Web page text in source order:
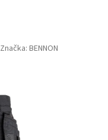
Značka: BENNON